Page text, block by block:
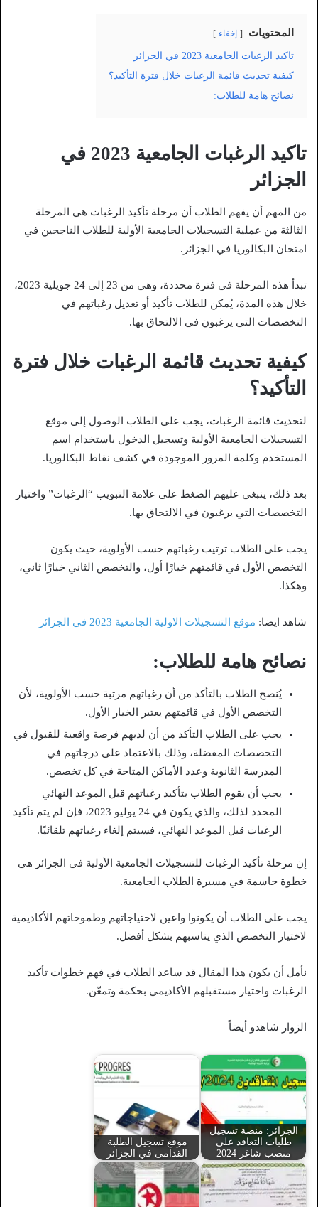
المحتويات إخفاء
تاكيد الرغبات الجامعية 2023 في الجزائر
كيفية تحديث قائمة الرغبات خلال فترة التأكيد؟
نصائح هامة للطلاب:
تاكيد الرغبات الجامعية 2023 في
الجزائر
من المهم أن يفهم الطلاب أن مرحلة تأكيد الرغبات هي المرحلة
الثالثة من عملية التسجيلات الجامعية الأولية للطلاب الناجحين في
امتحان البكالوريا في الجزائر.
تبدأ هذه المرحلة في فترة محددة، وهي من 23 إلى 24 جويلية 2023،
خلال هذه المدة، يُمكن للطلاب تأكيد أو تعديل رغباتهم في
التخصصات التي يرغبون في الالتحاق بها.
كيفية تحديث قائمة الرغبات خلال فترة
التأكيد؟
لتحديث قائمة الرغبات، يجب على الطلاب الوصول إلى موقع
التسجيلات الجامعية الأولية وتسجيل الدخول باستخدام اسم
المستخدم وكلمة المرور الموجودة في كشف نقاط البكالوريا.
بعد ذلك، ينبغي عليهم الضغط على علامة التبويب “الرغبات” واختيار
التخصصات التي يرغبون في الالتحاق بها.
يجب على الطلاب ترتيب رغباتهم حسب الأولوية، حيث يكون
التخصص الأول في قائمتهم خيارًا أول، والتخصص الثاني خيارًا ثاني،
وهكذا.
شاهد ايضا: موقع التسجيلات الاولية الجامعية 2023 في الجزائر
نصائح هامة للطلاب:
يُنصح الطلاب بالتأكد من أن رغباتهم مرتبة حسب الأولوية، لأن
التخصص الأول في قائمتهم يعتبر الخيار الأول.
يجب على الطلاب التأكد من أن لديهم فرصة واقعية للقبول في
التخصصات المفضلة، وذلك بالاعتماد على درجاتهم في
المدرسة الثانوية وعدد الأماكن المتاحة في كل تخصص.
يجب أن يقوم الطلاب بتأكيد رغباتهم قبل الموعد النهائي
المحدد لذلك، والذي يكون في 24 يوليو 2023، فإن لم يتم تأكيد
الرغبات قبل الموعد النهائي، فسيتم إلغاء رغباتهم تلقائيًا.
إن مرحلة تأكيد الرغبات للتسجيلات الجامعية الأولية في الجزائر هي
خطوة حاسمة في مسيرة الطلاب الجامعية.
يجب على الطلاب أن يكونوا واعين لاحتياجاتهم وطموحاتهم الأكاديمية
لاختيار التخصص الذي يناسبهم بشكل أفضل.
نأمل أن يكون هذا المقال قد ساعد الطلاب في فهم خطوات تأكيد
الرغبات واختيار مستقبلهم الأكاديمي بحكمة وتمعّن.
الزوار شاهدو أيضاً
الجزائر: منصة تسجيل
طلبات التعاقد على
منصب شاغر 2024
موقع تسجيل الطلبة
القدامى في الجزائر